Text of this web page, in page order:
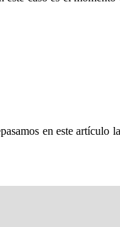
en este artículo